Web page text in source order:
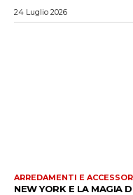
24 Luglio 2026
ARREDAMENTI E
NEW YORK E LA MAGIA